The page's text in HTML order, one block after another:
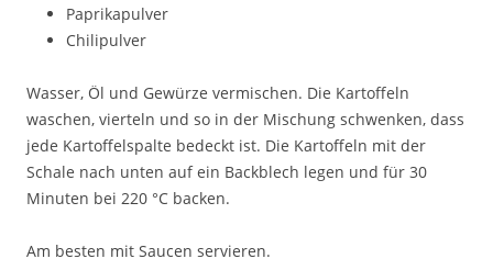
Paprikapulver
Chilipulver
Wasser, Öl und Gewürze vermischen. Die Kartoffeln
waschen, vierteln und so in der Mischung schwenken, dass
jede Kartoffelspalte bedeckt ist. Die Kartoffeln mit der
Schale nach unten auf ein Backblech legen und für 30
Minuten bei 220 °C backen.
Am besten mit Saucen servieren.